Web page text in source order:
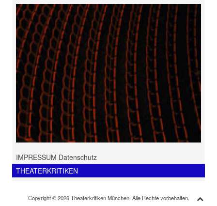
IMPRESSUM Datenschutz
THEATERKRITIKEN
Copyright © 2026 Theaterkritiken München. Alle Rechte vorbehalten.